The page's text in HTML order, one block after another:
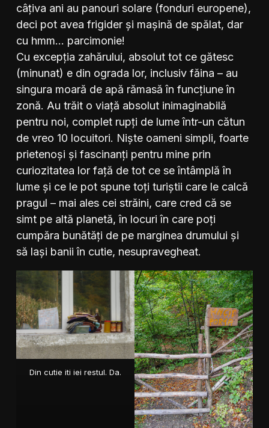
câțiva ani au panouri solare (fonduri europene),
deci pot avea frigider și mașină de spălat, dar
cu hmm… parcimonie!
Cu excepția zahărului, absolut tot ce gătesc
(minunat) e din ograda lor, inclusiv făina – au
singura moară de apă rămasă în funcțiune în
zonă. Au trăit o viață absolut inimaginabilă
pentru noi, complet rupți de lume într-un cătun
de vreo 10 locuitori. Niște oameni simpli, foarte
prietenoși și fascinanți pentru mine prin
curiozitatea lor față de tot ce se întâmplă în
lume și ce le pot spune toți turiștii care le calcă
pragul – mai ales cei străini, care cred că se
simt pe altă planetă, în locuri în care poți
cumpăra bunătăți de pe marginea drumului și
să lași banii în cutie, nesupravegheat.
Din cutie iti iei restul. Da.